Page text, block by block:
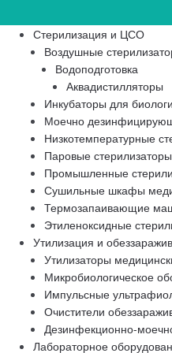
Стерилизация и ЦСО
Воздушные
Водоподготовка
Аквадистилляторы
Инкубаторы для
Моечно
Низкотемпературные
Паровые стерилизаторы
Промышленные
Сушильные шкафы
Термозапаивающие
Этиленоксидные
Утилизация и
Утилизаторы
Микробиологическое
Импульсные
Очистители
Дезинфекционно-
Лабораторное